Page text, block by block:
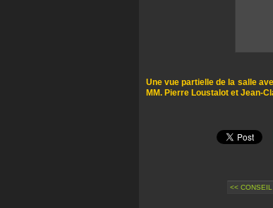
Une vue partielle de la salle
MM. Pierre Loustalot et Jean-
<< CONSEIL